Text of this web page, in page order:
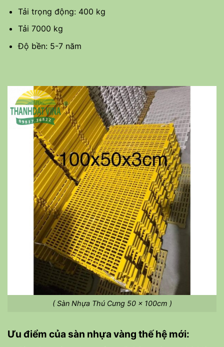
Tải trọng động: 400 kg
Tải 7000 kg
Độ bền: 5-7 năm
( Sàn Nhựa Thú Cưng 50 x 100cm )
Ưu điểm của sàn nhựa vàng thế hệ mới: